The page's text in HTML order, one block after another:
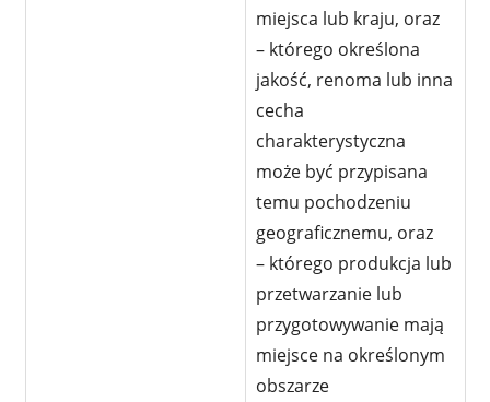
miejsca lub kraju, oraz
– którego określona
jakość, renoma lub inna
cecha
charakterystyczna
może być przypisana
temu pochodzeniu
geograficznemu, oraz
– którego produkcja lub
przetwarzanie lub
przygotowywanie mają
miejsce na określonym
obszarze